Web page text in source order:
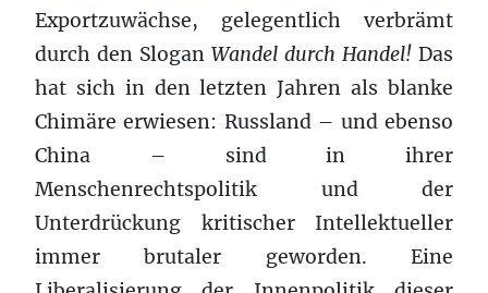
Exportzuwächse, gelegentlich verbrämt
durch den Slogan Wandel durch Handel! Das
hat sich in den letzten Jahren als blanke
Chimäre erwiesen: Russland – und ebenso
China – sind in ihrer
Menschenrechtspolitik und der
Unterdrückung kritischer Intellektueller
immer brutaler geworden. Eine